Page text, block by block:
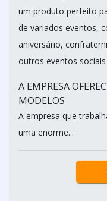
um produto perfeito
de variados eventos,
aniversário,
outros eventos
A EMPRESA
MODELOS
A empresa que
uma enorme...